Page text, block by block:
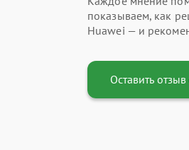
показываем, как
Huawei — и
Оставить